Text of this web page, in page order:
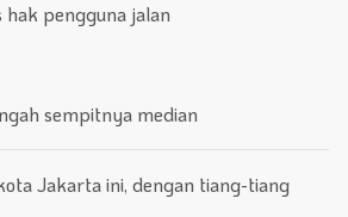
pengguna jalan
sempitnya median
Jakarta ini, dengan tiang-tiang